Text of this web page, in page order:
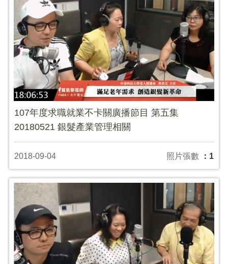
107年度求職就業不卡關廣播節目 第五集
20180521 銀髮產業管理相關
2018-09-04 照片張數 ：1